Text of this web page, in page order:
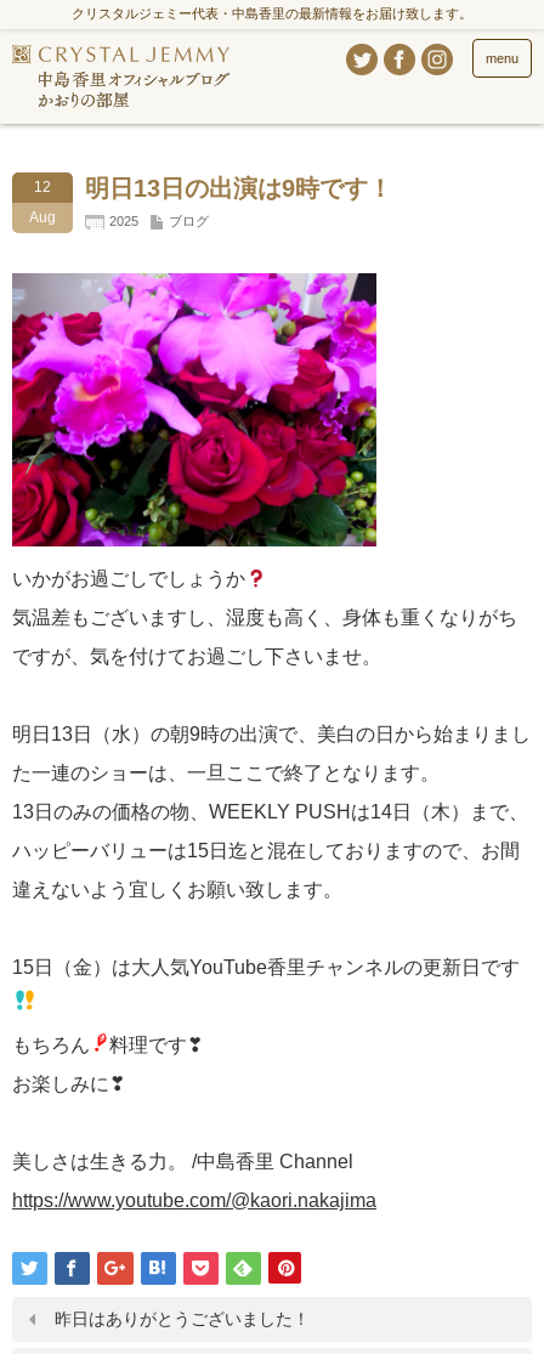
クリスタルジェミー代表・中島香里の最新情報をお届け致します。
menu
12
Aug
明日13日の出演は9時です！
2025 ブログ
いかがお過ごしでしょうか
気温差もございますし、湿度も高く、身体も重くなりがち
ですが、気を付けてお過ごし下さいませ。
明日13日（水）の朝9時の出演で、美白の日から始まりまし
た一連のショーは、一旦ここで終了となります。
13日のみの価格の物、WEEKLY PUSHは14日（木）まで、
ハッピーバリューは15日迄と混在しておりますので、お間
違えないよう宜しくお願い致します。
15日（金）は大人気YouTube香里チャンネルの更新日です
もちろん
料理です❣
お楽しみに❣
美しさは生きる力。 /中島香里 Channel
https://www.youtube.com/@kaori.nakajima
昨日はありがとうございました！